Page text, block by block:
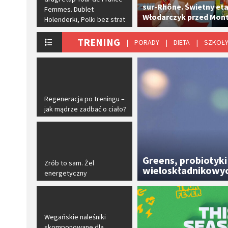
Femmes. Dublet
Holenderki, Polki bez strat
sur-Rhône. Świetny
Włodarczyk przed
TRENING | PORADY | DIETA | SZKOŁY
​Regeneracja po treningu –
jak mądrze zadbać o ciało?
Zrób to sam. Żel
energetyczny
Wegańskie naleśniki
Greens,